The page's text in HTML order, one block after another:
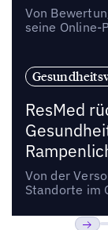
Von
seine Online-
ResMed
Von der
Standorte im